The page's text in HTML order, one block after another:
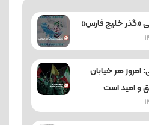
«گذر خلیج فارس»
امروز هر خیابان
و امید است